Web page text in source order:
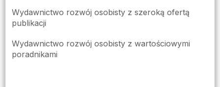
Wydawnictwo rozwój osobisty z szeroką ofertą
publikacji
Wydawnictwo rozwój osobisty z wartościowymi
poradnikami